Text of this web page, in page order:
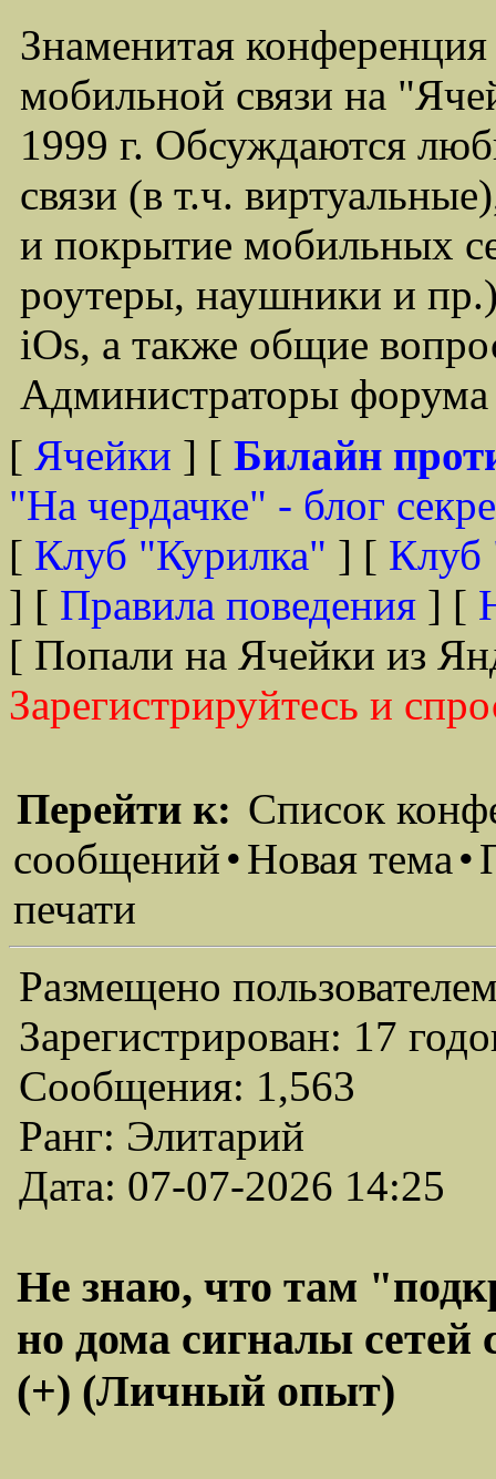
Знаменитая
мобильной связи на
1999 г. Обсуждаются
связи (в т.ч.
и покрытие мобильных
роутеры, наушники и
iOs, а также общие
Администраторы
[ Ячейки ] [ Билайн
"На чердачке" - блог
[ Клуб "Курилка" ] [ Клуб
] [ Правила поведения ] [
[ Попали на Ячейки из
Зарегистрируйтесь и
Перейти к: Список
сообщений•Новая тема•
печати
Размещено
Зарегистрирован: 17
Сообщения: 1,563
Ранг: Элитарий
Дата: 07-07-2026 14:25
Не знаю, что там
но дома сигналы
(+) (Личный опыт)